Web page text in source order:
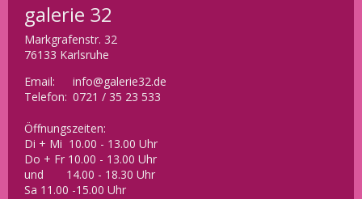
galerie 32
Markgrafenstr. 32
76133 Karlsruhe
Email:
info@galerie32.de
Telefon: 0721 / 35 23 533
Öffnungszeiten:
Di + Mi 10.00 - 13.00 Uhr
Do + Fr 10.00 - 13.00 Uhr
und 14.00 - 18.30 Uhr
Sa 11.00 -15.00 Uhr